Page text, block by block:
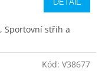
DETAIL
Sportovní střih a
Kód: V38677